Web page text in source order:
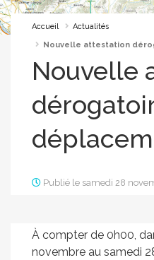
Accueil
Actualités
Nouvelle attestation
Nouvelle
Publié le samedi 28
À compter de 0h00,
novembre au samedi